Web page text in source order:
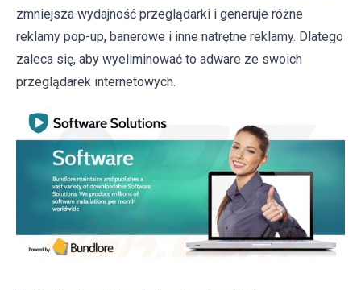
zmniejsza wydajność przeglądarki i generuje różne
reklamy pop-up, banerowe i inne natrętne reklamy. Dlatego
zaleca się, aby wyeliminować to adware ze swoich
przeglądarek internetowych.